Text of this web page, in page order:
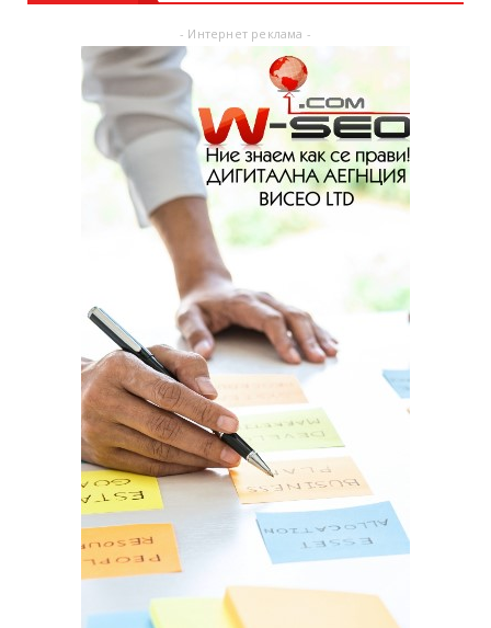
- Интернет реклама -